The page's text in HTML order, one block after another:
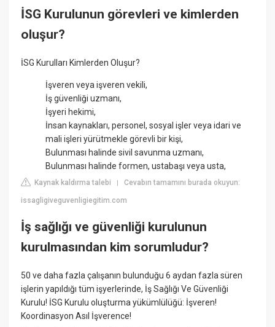
İSG Kurulunun görevleri ve kimlerden
oluşur?
İSG Kurulları Kimlerden Oluşur?
İşveren veya işveren vekili,
İş güvenliği uzmanı,
İşyeri hekimi,
İnsan kaynakları, personel, sosyal işler veya idari ve
mali işleri yürütmekle görevli bir kişi,
Bulunması halinde sivil savunma uzmanı,
Bulunması halinde formen, ustabaşı veya usta,
Kaynak kaldırma talebi |Cevabın tamamını burada okuyun:
issagligiveguvenligiegitim.com
İş sağlığı ve güvenliği kurulunun
kurulmasından kim sorumludur?
50 ve daha fazla çalışanın bulunduğu 6 aydan fazla süren
işlerin yapıldığı tüm işyerlerinde, İş Sağlığı Ve Güvenliği
Kurulu! İSG Kurulu oluşturma yükümlülüğü: İşveren!
Koordinasyon Asıl İşverence!